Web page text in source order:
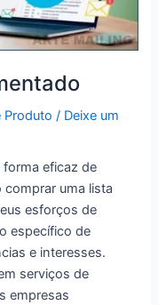
Produto / Deixe um
forma eficaz de
uma lista
esforços de
específico de
e interesses.
serviços de
empresas